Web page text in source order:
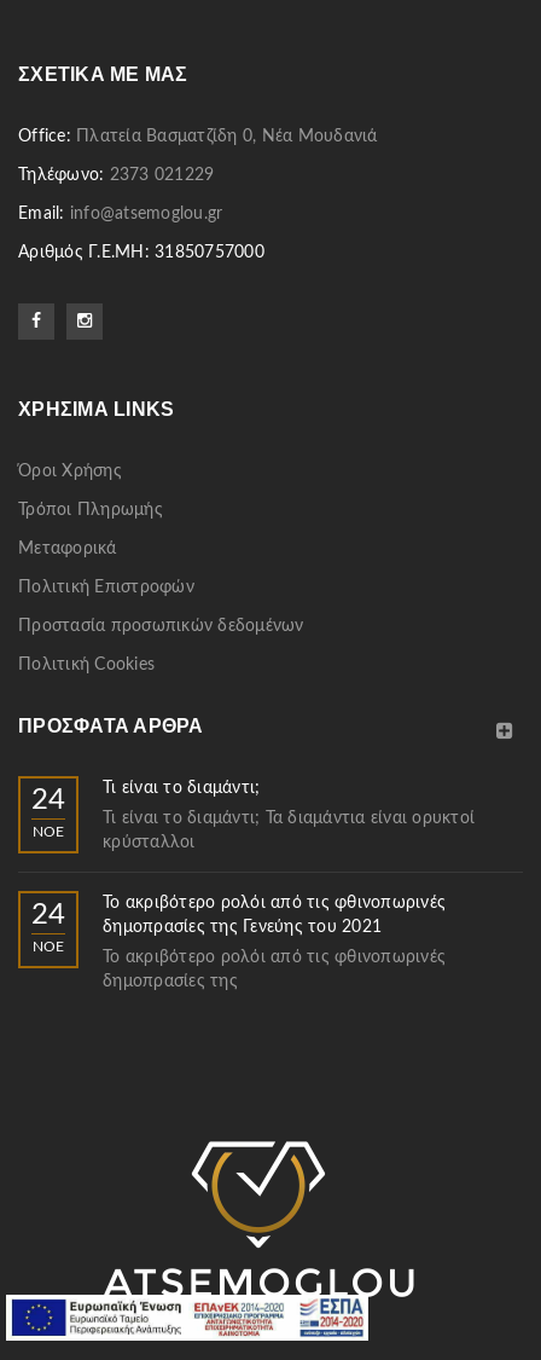
ΣΧΕΤΙΚΆ ΜΕ ΜΑΣ
Office: Πλατεία Βασματζίδη 0, Νέα Μουδανιά
Τηλέφωνο: 2373 021229
Email: info@atsemoglou.gr
Αριθμός Γ.Ε.ΜΗ: 31850757000
ΧΡΉΣΙΜΑ LINKS
Όροι Χρήσης
Τρόποι Πληρωμής
Μεταφορικά
Πολιτική Επιστροφών
Προστασία προσωπικών δεδομένων
Πολιτική Cookies
ΠΡΌΣΦΑΤΑ ΆΡΘΡΑ
24
ΝΟΈ
Τι είναι το διαμάντι;
Τι είναι το διαμάντι; Τα διαμάντια είναι ορυκτοί
κρύσταλλοι
24
ΝΟΈ
Το ακριβότερο ρολόι από τις φθινοπωρινές
δημοπρασίες της Γενεύης του 2021
Το ακριβότερο ρολόι από τις φθινοπωρινές
δημοπρασίες της